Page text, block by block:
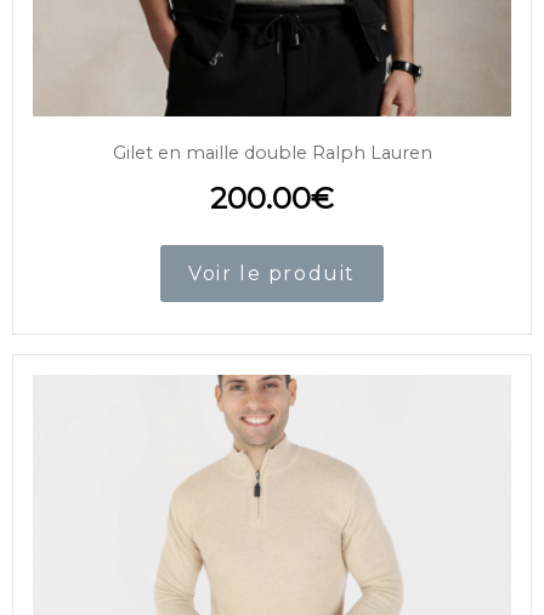
Gilet en maille double Ralph Lauren
200.00€
Voir le produit